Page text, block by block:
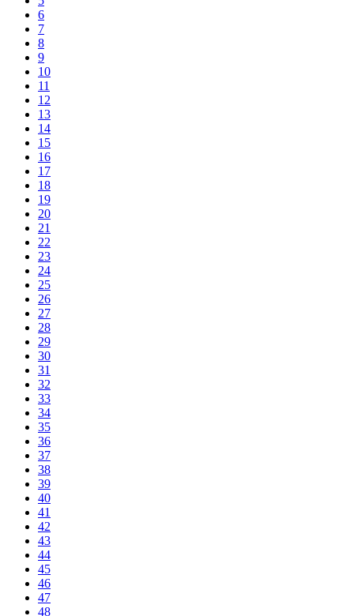
6
7
8
9
10
11
12
13
14
15
16
17
18
19
20
21
22
23
24
25
26
27
28
29
30
31
32
33
34
35
36
37
38
39
40
41
42
43
44
45
46
47
48